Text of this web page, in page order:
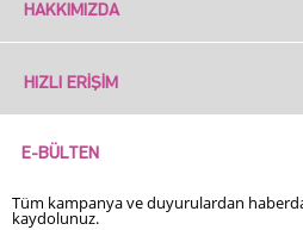
HAKKIMIZDA
HIZLI ERIŞIM
E-BÜLTEN
Tüm kampanya ve duyurulardan
kaydolunuz.